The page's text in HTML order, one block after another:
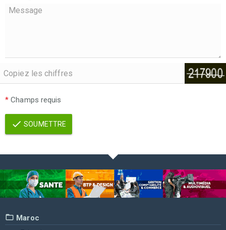
* Champs requis
SOUMETTRE
Maroc